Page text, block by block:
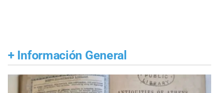
+ Información General